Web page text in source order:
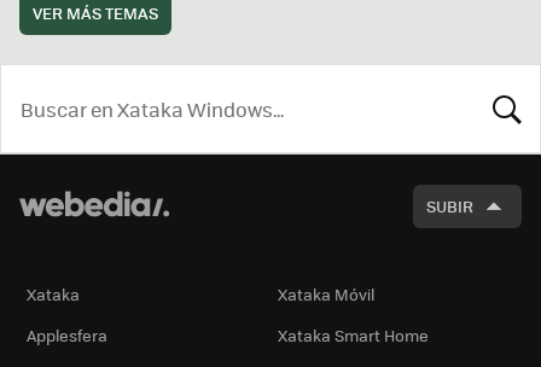
VER MÁS TEMAS
SUBIR
Xataka
Xataka Móvil
Applesfera
Xataka Smart Home